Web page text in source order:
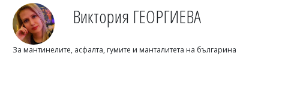
Виктория ГЕОРГИЕВА
За мантинелите, асфалта, гумите и манталитета на българина